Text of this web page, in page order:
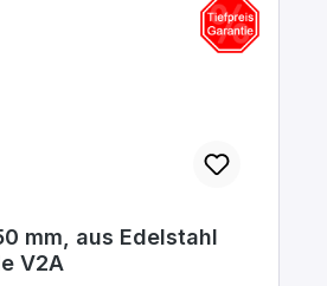
mm, aus Edelstahl
V2A